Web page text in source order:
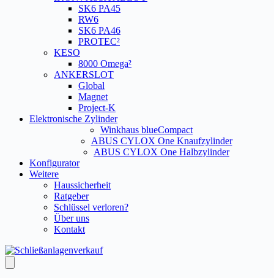
SK6 PA45
RW6
SK6 PA46
PROTEC²
KESO
8000 Omega²
ANKERSLOT
Global
Magnet
Project-K
Elektronische Zylinder
Winkhaus blueCompact
ABUS CYLOX One Knaufzylinder
ABUS CYLOX One Halbzylinder
Konfigurator
Weitere
Haussicherheit
Ratgeber
Schlüssel verloren?
Über uns
Kontakt